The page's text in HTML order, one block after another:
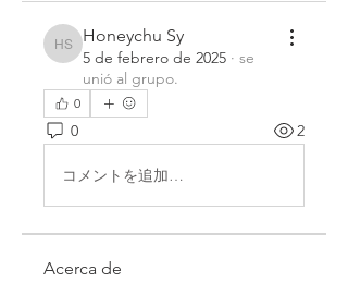
Honeychu Sy
Honeychu Sy
5 de febrero de 2025 · se
unió al grupo.
0
0 2
コメントを追加…
Acerca de